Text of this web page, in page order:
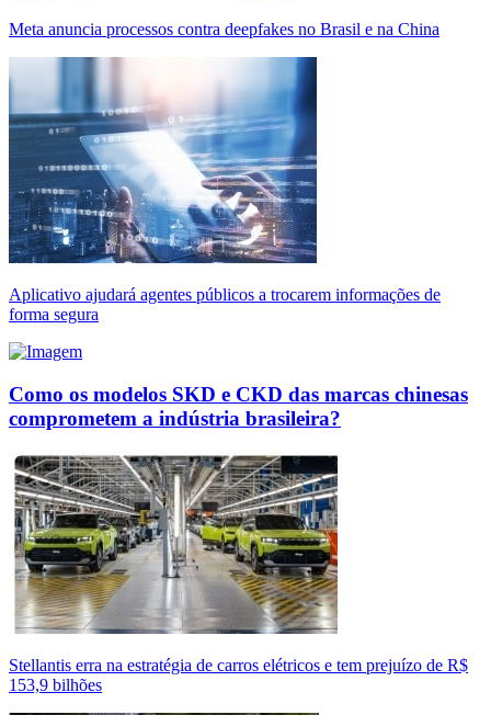
Meta anuncia processos contra deepfakes no Brasil e na China
Aplicativo ajudará agentes públicos a trocarem informações de
forma segura
Como os modelos SKD e CKD das marcas chinesas
comprometem a indústria brasileira?
Stellantis erra na estratégia de carros elétricos e tem prejuízo de R$
153,9 bilhões